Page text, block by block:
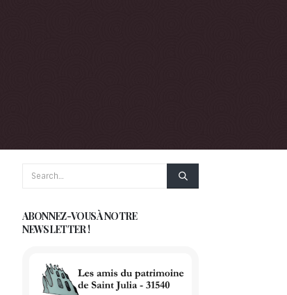
ABONNEZ-VOUS À NOTRE
NEWSLETTER !